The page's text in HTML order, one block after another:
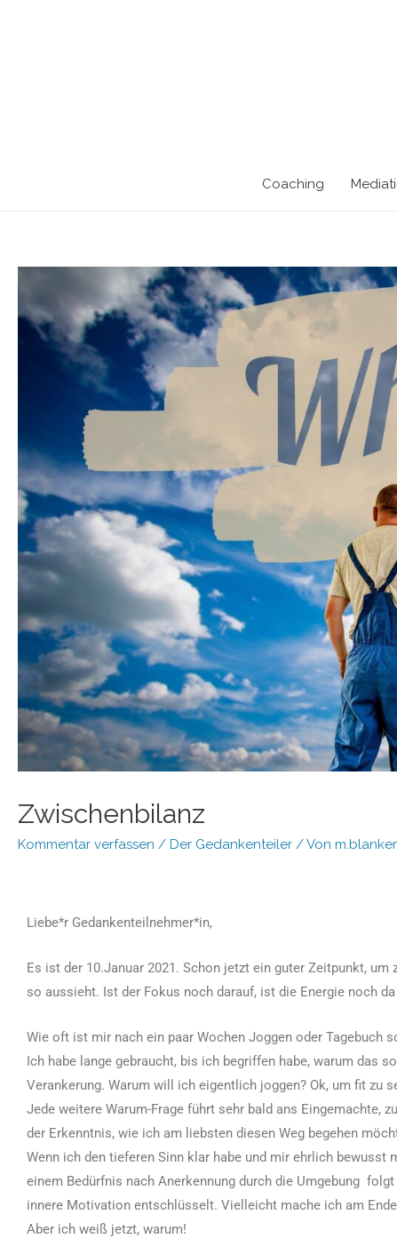
Coaching
Zwischenbilanz
Kommentar verfassen / Der Gedankenteiler / Von
Liebe*r Gedankenteilnehmer*in,
Es ist der 10.Januar 2021. Schon jetzt ein guter Zeitpunkt,
so aussieht. Ist der Fokus noch darauf, ist die Energie noch
Wie oft ist mir nach ein paar Wochen Joggen oder Tagebuch
Ich habe lange gebraucht, bis ich begriffen habe, warum das
Verankerung. Warum will ich eigentlich joggen? Ok, um fit zu
Jede weitere Warum-Frage führt sehr bald ans Eingemachte,
der Erkenntnis, wie ich am liebsten diesen Weg begehen
Wenn ich den tieferen Sinn klar habe und mir ehrlich bewusst
einem Bedürfnis nach Anerkennung durch die Umgebung
innere Motivation entschlüsselt. Vielleicht mache ich am
Aber ich weiß jetzt, warum!